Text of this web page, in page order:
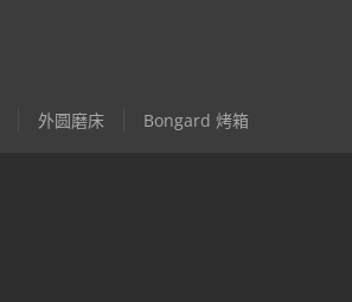
外圆磨床 Bongard 烤箱